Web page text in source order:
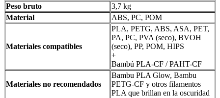
Peso bruto
3,7 kg
Material
ABS, PC, POM
Materiales compatibles
PLA, PETG, ABS, ASA, PET,
PA, PC, PVA (seco), BVOH
(seco), PP, POM, HIPS
+
Bambú PLA-CF / PAHT-CF
Materiales no recomendados
Bambu PLA Glow, Bambu
PETG-CF y otros filamentos
PLA que brillan en la oscuridad